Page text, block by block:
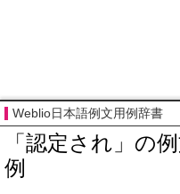
Weblio日本語例文用例辞書
「認定され」の
例